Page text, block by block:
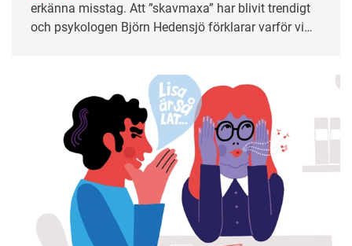
erkänna misstag. Att ”skavmaxa” har blivit trendigt
och psykologen Björn Hedensjö förklarar varför vi